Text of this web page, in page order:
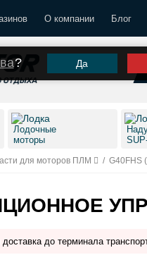
О компании Блог
? Да
Лодочные
моторы
для моторов ПЛМ / G40FHS
до терминала